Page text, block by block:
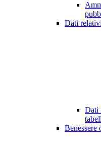
Dati
Dati
Benessere